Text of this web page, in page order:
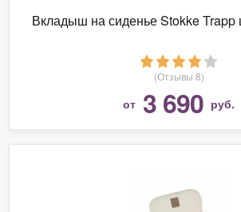
Вкладыш на сиденье Stokke Trapp
(Отзывы 8)
от 3 690 руб.